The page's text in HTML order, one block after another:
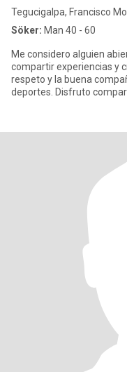
Tegucigalpa, Francisco
Söker: Man 40 - 60
Me considero alguien
compartir experiencias y
respeto y la buena
deportes. Disfruto